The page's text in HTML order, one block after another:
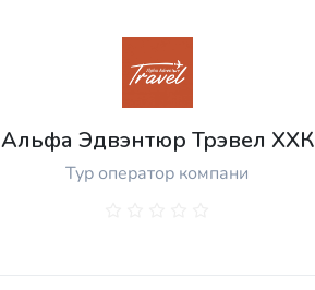
Альфа Эдвэнтюр Трэвел ХХК
Тур оператор компани